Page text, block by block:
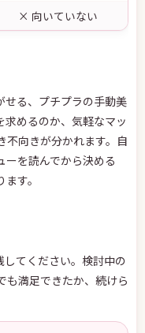
× 向いていない
せる、プチプラの手動美
めるのか、気軽なマッ
不向きが分かれます。自
を読んでから決める
す。
してください。検討中の
も満足できたか、続けら